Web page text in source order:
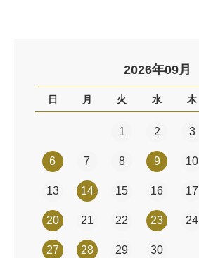
2026年09月
日 月 火 水 木
1 2 3
6 7 8 9 10
13 14 15 16 17
20 21 22 23 24
27 28 29 30